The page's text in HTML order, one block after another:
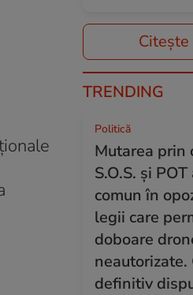
TRENDING
Politică
Mutarea prin
S.O.S. și
comun în
legii care
doboare
neautorizate.
definitiv